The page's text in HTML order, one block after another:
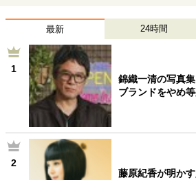
最新 24時間
1
錦織一清の写真
ブランドをやめ
2
藤原紀香が明か